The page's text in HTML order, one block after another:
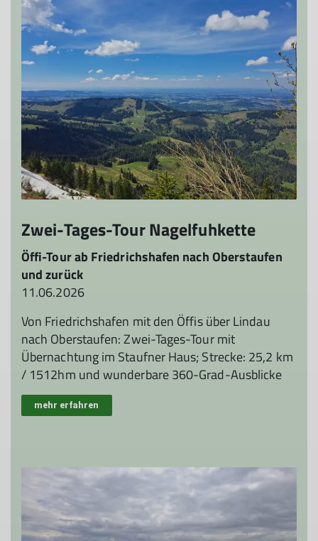
Zwei-Tages-Tour Nagelfuhkette
Öffi-Tour ab Friedrichshafen nach Oberstaufen
und zurück
11.06.2026
Von Friedrichshafen mit den Öffis über Lindau
nach Oberstaufen: Zwei-Tages-Tour mit
Übernachtung im Staufner Haus; Strecke: 25,2 km
/ 1512hm und wunderbare 360-Grad-Ausblicke
mehr erfahren